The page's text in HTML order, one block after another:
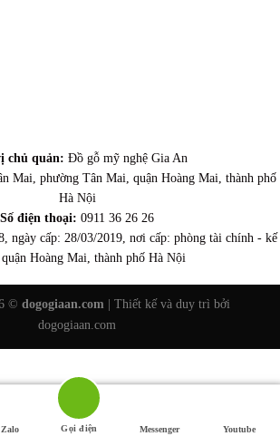
chủ quản: Đồ gỗ mỹ nghệ Gia An
Mai, phường Tân Mai, quận Hoàng Mai, thành phố
Hà Nội
Số điện thoại: 0911 36 26 26
ngày cấp: 28/03/2019, nơi cấp: phòng tài chính - kế
quận Hoàng Mai, thành phố Hà Nội
© dogogiaan.com | Thiết kế và duy trì bởi
dogogiaan.com
Gọi điện Messenger Youtube